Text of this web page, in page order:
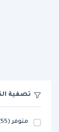
تصفية
متوفر(55)